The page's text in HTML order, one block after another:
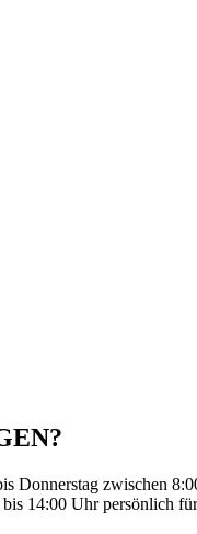
Donnerstag zwischen
14:00 Uhr persönlich für